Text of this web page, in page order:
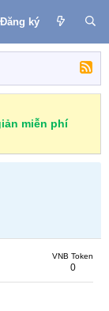
Đăng ký
miễn phí
VNB Token
0